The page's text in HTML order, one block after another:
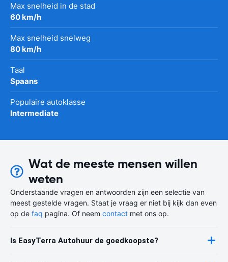
Max snelheid in de stad
60 km/h
Max snelheid snelweg
80 km/h
Taal
Spaans
Populaire autoklasse
Intermediate
Wat de meeste mensen willen
weten
Onderstaande vragen en antwoorden zijn een selectie van
meest gestelde vragen. Staat je vraag er niet bij kijk dan even
op de faq pagina. Of neem contact met ons op.
Is EasyTerra Autohuur de goedkoopste?